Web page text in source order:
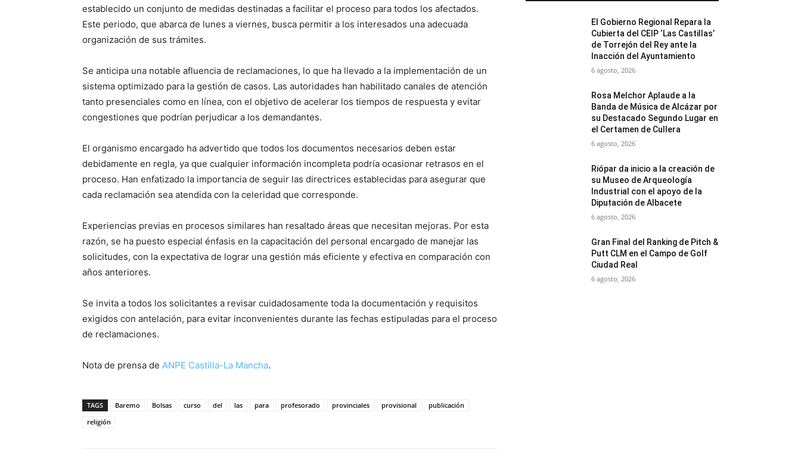
establecido un conjunto de medidas destinadas a facilitar el proceso para todos los afectados.
Este periodo, que abarca de lunes a viernes, busca permitir a los interesados una adecuada
organización de sus trámites.
Se anticipa una notable afluencia de reclamaciones, lo que ha llevado a la implementación de un
sistema optimizado para la gestión de casos. Las autoridades han habilitado canales de atención
tanto presenciales como en línea, con el objetivo de acelerar los tiempos de respuesta y evitar
congestiones que podrían perjudicar a los demandantes.
El organismo encargado ha advertido que todos los documentos necesarios deben estar
debidamente en regla, ya que cualquier información incompleta podría ocasionar retrasos en el
proceso. Han enfatizado la importancia de seguir las directrices establecidas para asegurar que
cada reclamación sea atendida con la celeridad que corresponde.
Experiencias previas en procesos similares han resaltado áreas que necesitan mejoras. Por esta
razón, se ha puesto especial énfasis en la capacitación del personal encargado de manejar las
solicitudes, con la expectativa de lograr una gestión más eficiente y efectiva en comparación con
años anteriores.
Se invita a todos los solicitantes a revisar cuidadosamente toda la documentación y requisitos
exigidos con antelación, para evitar inconvenientes durante las fechas estipuladas para el proceso
de reclamaciones.
Nota de prensa de ANPE Castilla-La Mancha.
TAGS Baremo Bolsas curso del las para profesorado provinciales provisional
publicación
religión
El Gobierno Regional Repara la
Cubierta del CEIP ‘Las Castillas’
de Torrejón del Rey ante la
Inacción del Ayuntamiento
6 agosto, 2026
Rosa Melchor Aplaude a la
Banda de Música de Alcázar por
su Destacado Segundo Lugar en
el Certamen de Cullera
6 agosto, 2026
Riópar da inicio a la creación de
su Museo de Arqueología
Industrial con el apoyo de la
Diputación de Albacete
6 agosto, 2026
Gran Final del Ranking de Pitch &
Putt CLM en el Campo de Golf
Ciudad Real
6 agosto, 2026